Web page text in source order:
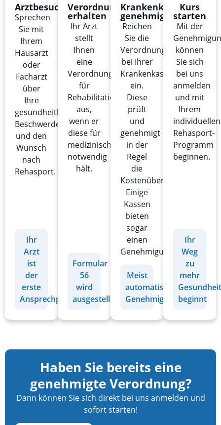
Arztbesuch
Sprechen
Sie mit
Ihrem
Hausarzt
oder
Facharzt
über
Ihre
gesundheitlichen
Beschwerden
und den
Wunsch
nach
Rehasport.
Ihr
Arzt
ist
der
erste
Ansprechpartner
Verordnung
erhalten
Ihr Arzt
stellt
Ihnen
eine
Verordnung
für
Rehabilitationssport
aus,
wenn er
diese für
medizinisch
notwendig
hält.
Formular
56
wird
ausgestellt
Krankenkasse
genehmigt
Reichen
Sie die
Verordnung
bei Ihrer
Krankenkasse
ein.
Diese
prüft
und
genehmigt
in der
Regel
die
Kostenübernahme.
Einige
Kassen
bieten
sogar
einen
Genehmigungsverzicht.
Meist
automatische
Genehmigung
Kurs
starten
Mit der
können
Sie sich
bei uns
anmelden
und mit
Ihrem
individuellen
Rehasport-
Programm
beginnen.
Ihr
Weg
zu
mehr
Gesundheit
beginnt
Haben Sie bereits eine
genehmigte Verordnung?
Dann können Sie sich direkt bei uns anmelden und
sofort starten!